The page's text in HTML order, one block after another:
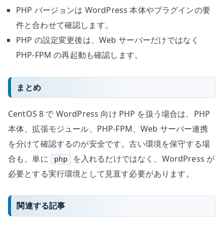
PHP バージョンは WordPress 本体やプラグインの要
件と合わせて確認します。
PHP の設定変更後は、Web サーバーだけではなく
PHP-FPM の再起動も確認します。
まとめ
CentOS 8 で WordPress 向け PHP を扱う場合は、PHP
本体、拡張モジュール、PHP-FPM、Web サーバー連携
を分けて確認するのが安全です。古い環境を保守する場
合も、単に
php
を入れるだけではなく、WordPress が
必要とする実行環境として見直す必要があります。
関連する記事